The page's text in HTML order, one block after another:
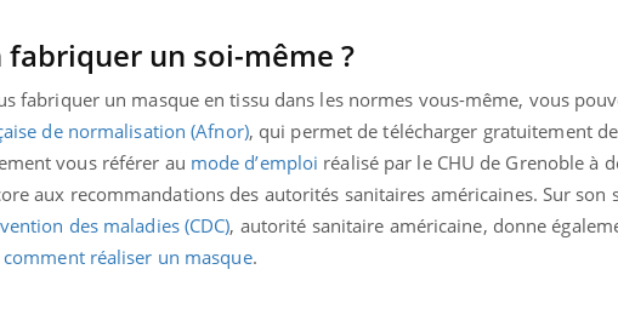
fabriquer un soi-même ?
fabriquer un masque en tissu dans les normes vous-même, vous
de normalisation (Afnor), qui permet de télécharger gratuitement
vous référer au mode d’emploi réalisé par le CHU de Grenoble à
aux recommandations des autorités sanitaires américaines. Sur son
des maladies (CDC), autorité sanitaire américaine, donne
comment réaliser un masque.